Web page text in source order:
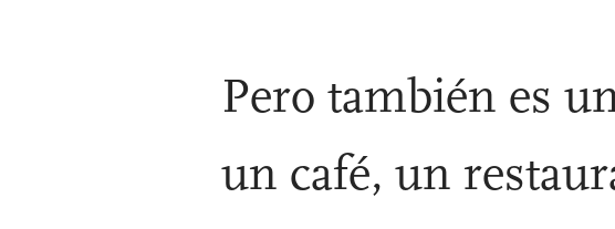
Pero también es
un café, un